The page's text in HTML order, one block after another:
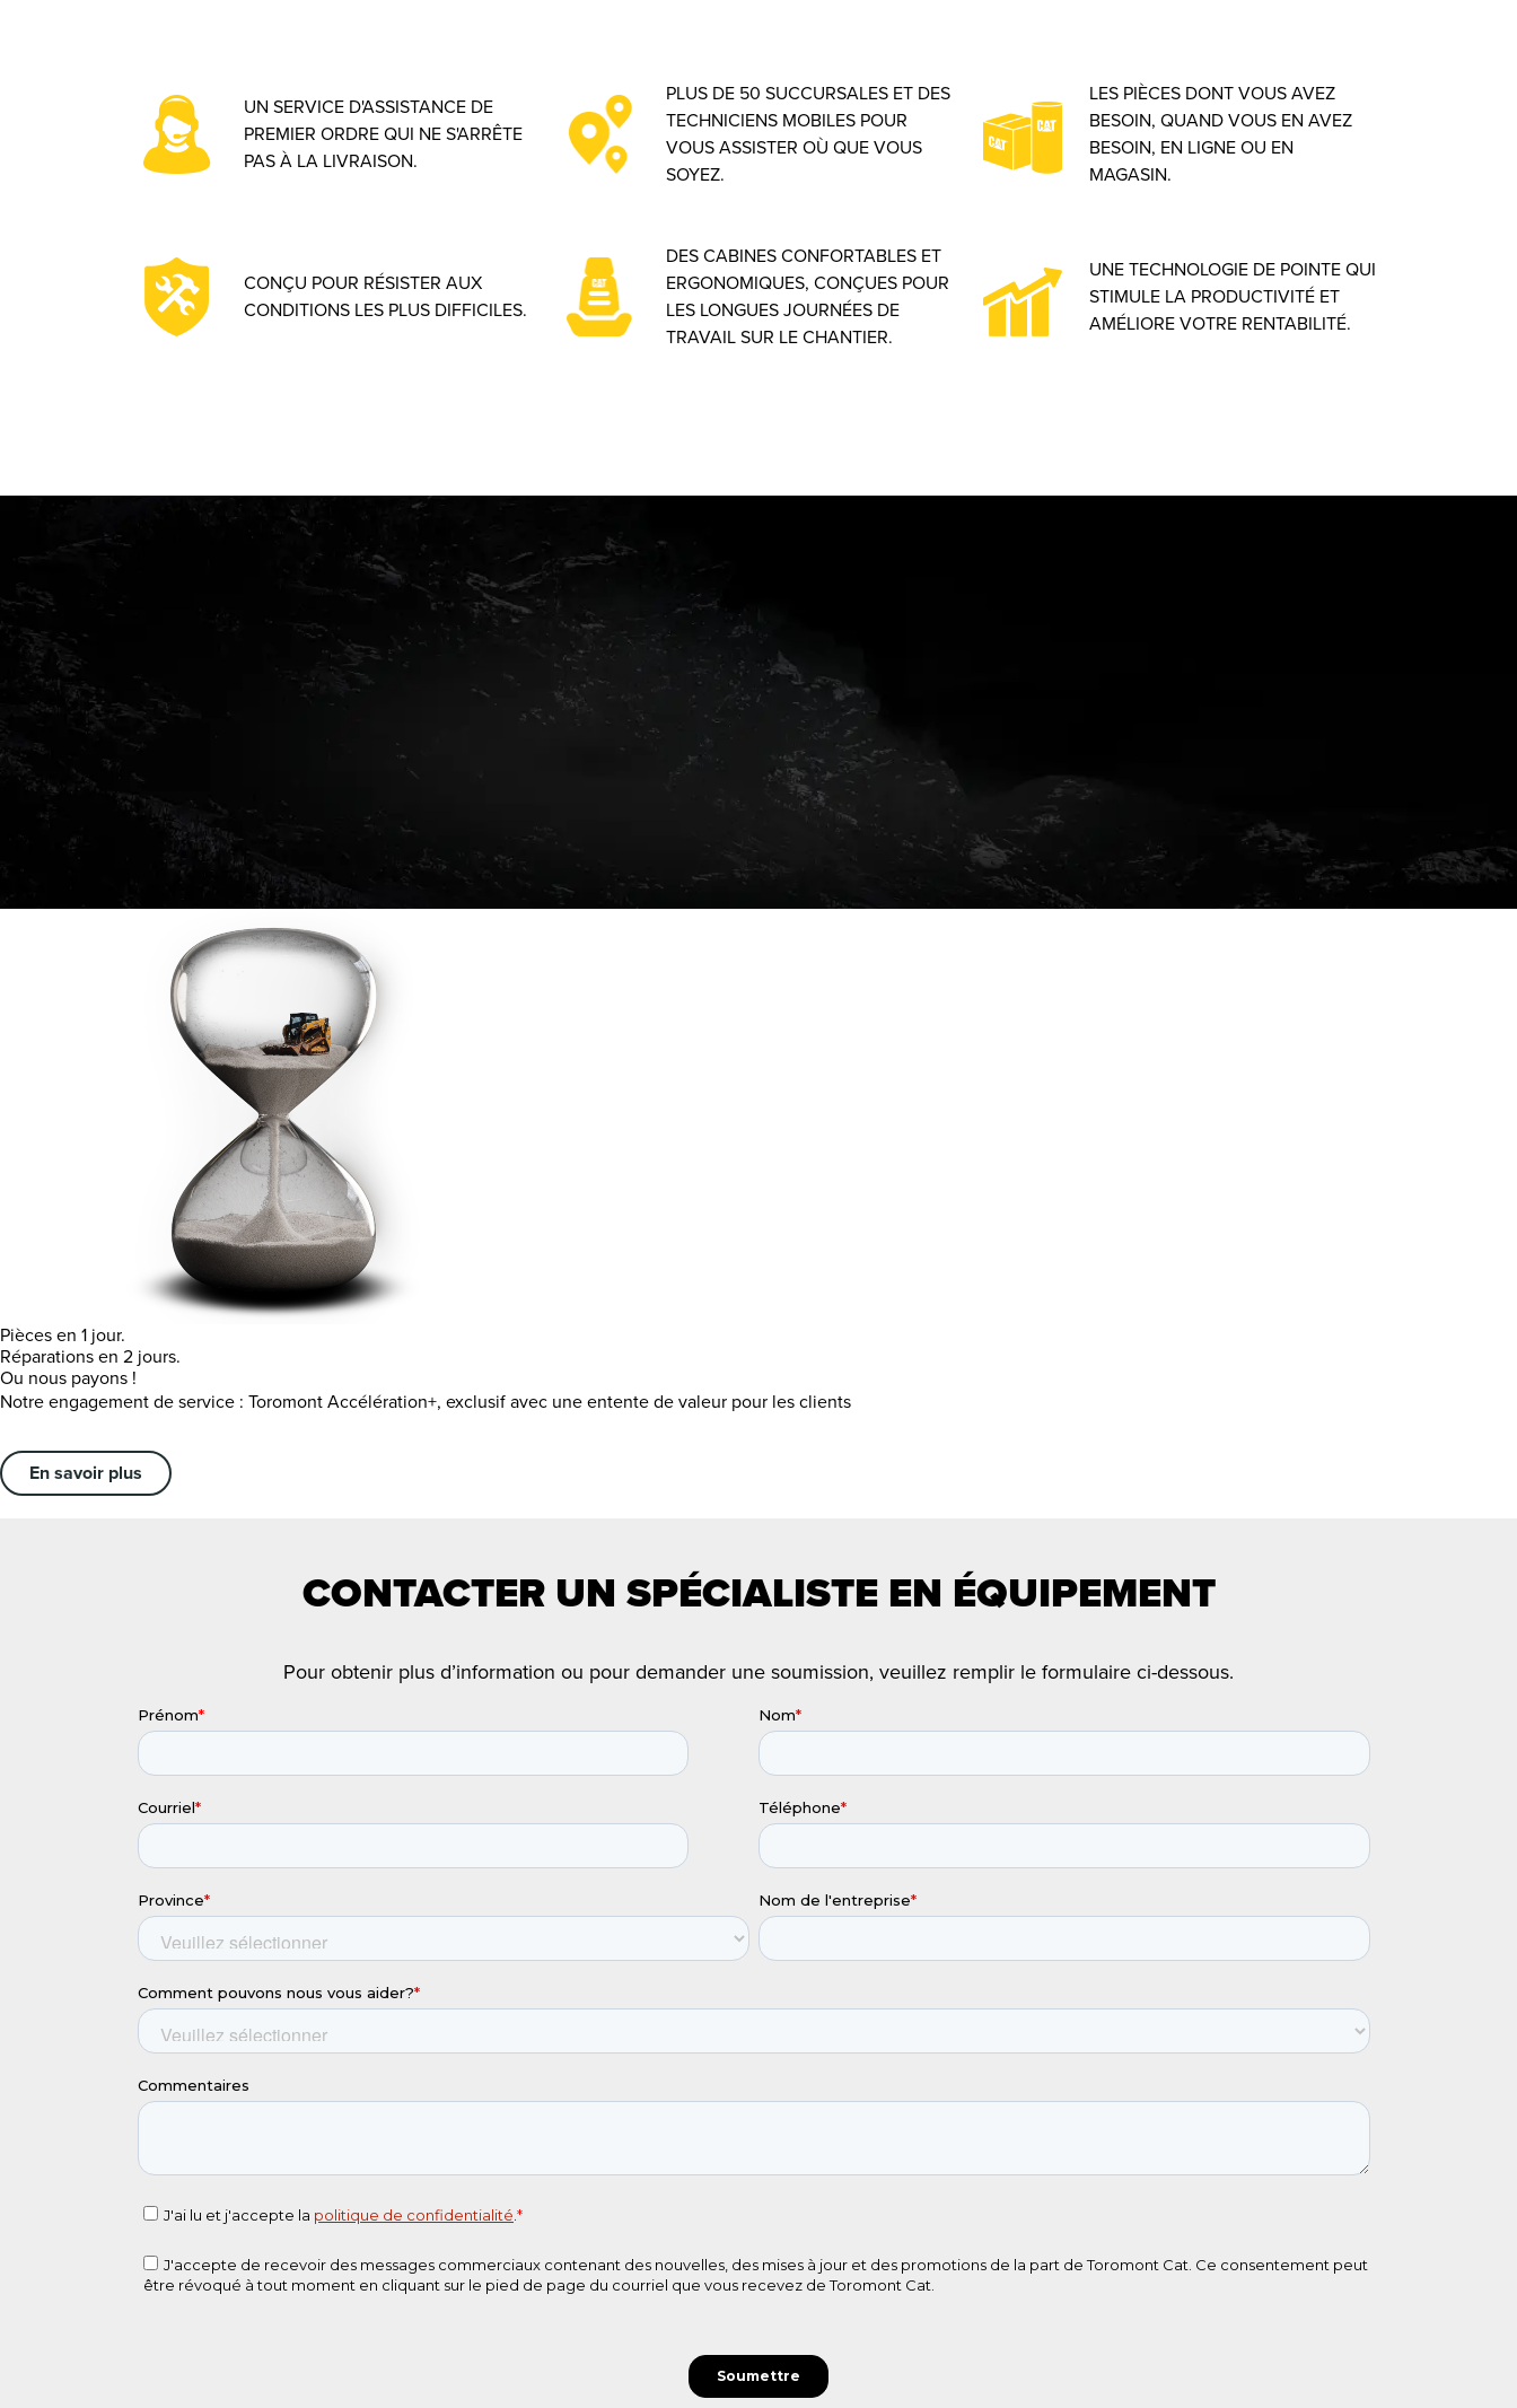
UN SERVICE D'ASSISTANCE DE
PREMIER ORDRE QUI NE S'ARRÊTE
PAS À LA LIVRAISON.
PLUS DE 50 SUCCURSALES ET DES
TECHNICIENS MOBILES POUR
VOUS ASSISTER OÙ QUE VOUS
SOYEZ.
LES PIÈCES DONT VOUS AVEZ
BESOIN, QUAND VOUS EN AVEZ
BESOIN, EN LIGNE OU EN
MAGASIN.
CONÇU POUR RÉSISTER AUX
CONDITIONS LES PLUS DIFFICILES.
DES CABINES CONFORTABLES ET
ERGONOMIQUES, CONÇUES POUR
LES LONGUES JOURNÉES DE
TRAVAIL SUR LE CHANTIER.
UNE TECHNOLOGIE DE POINTE QUI
STIMULE LA PRODUCTIVITÉ ET
AMÉLIORE VOTRE RENTABILITÉ.
Pièces en 1 jour.
Réparations en 2 jours.
Ou nous payons !
Notre engagement de service : Toromont Accélération+, exclusif avec une entente de valeur pour les clients
En savoir plus
CONTACTER UN SPÉCIALISTE EN ÉQUIPEMENT
Pour obtenir plus d’information ou pour demander une soumission, veuillez remplir le formulaire ci-dessous.